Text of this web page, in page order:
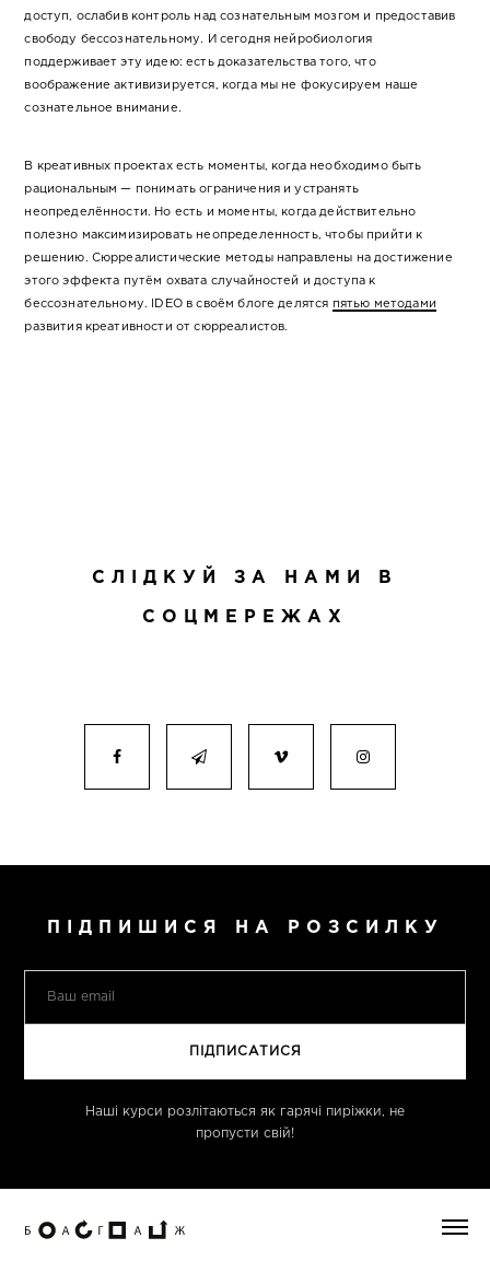
доступ, ослабив контроль над сознательным мозгом и предоставив
свободу бессознательному. И сегодня нейробиология
поддерживает эту идею: есть доказательства того, что
воображение активизируется, когда мы не фокусируем наше
сознательное внимание.
В креативных проектах есть моменты, когда необходимо быть
рациональным — понимать ограничения и устранять
неопределённости. Но есть и моменты, когда действительно
полезно максимизировать неопределенность, чтобы прийти к
решению. Сюрреалистические методы направлены на достижение
этого эффекта путём охвата случайностей и доступа к
бессознательному. IDEO в своём блоге делятся пятью методами
развития креативности от сюрреалистов.
СЛІДКУЙ ЗА НАМИ В
СОЦМЕРЕЖАХ
ПІДПИШИСЯ НА РОЗСИЛКУ
Наші курси розлітаються як гарячі пиріжки, не
пропусти свій!